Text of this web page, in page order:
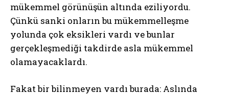
mükemmel görünüşün altında eziliyordu.
Çünkü sanki onların bu mükemmelleşme
yolunda çok eksikleri vardı ve bunlar
gerçekleşmediği takdirde asla mükemmel
olamayacaklardı.
Fakat bir bilinmeyen vardı burada: Aslında